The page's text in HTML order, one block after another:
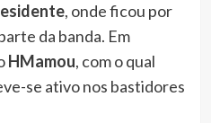
, onde ficou por
da banda. Em
HMamou, com o qual
se ativo nos bastidores